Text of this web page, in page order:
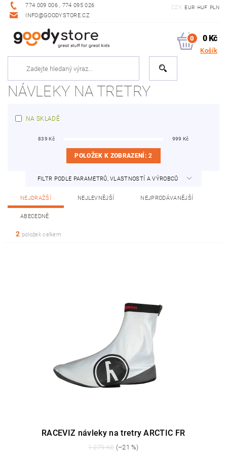
774 009 006 , 774 095 026
INFO@GOODYSTORE.CZ
CZK EUR HUF PLN
0 0 Kč
Košík
NÁVLEKY NA TRETRY
NA SKLADĚ
839 Kč 999 Kč
POLOŽEK K ZOBRAZENÍ:2
FILTR PODLE PARAMETRŮ, VLASTNOSTÍ A VÝROBCŮ
NEJDRAŽŠÍ NEJLEVNĚJŠÍ NEJPRODÁVANĚJŠÍ
ABECEDNĚ
2 položek celkem
RACEVIZ návleky na tretry ARCTIC FR
1 279 Kč (–21 %)